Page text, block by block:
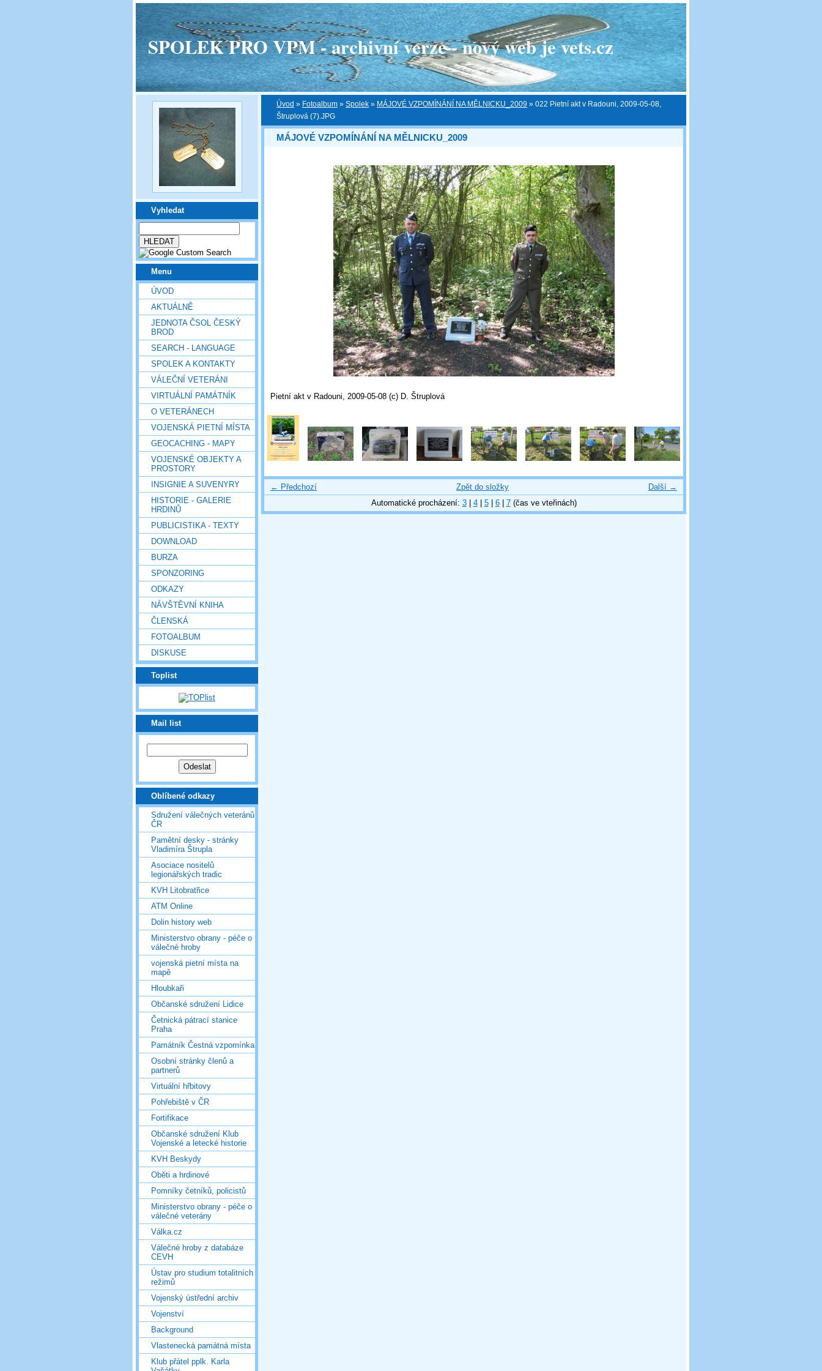
SPOLEK PRO VPM - archivní verze - nový web je vets.cz
Vyhledat
Menu
ÚVOD
AKTUÁLNĚ
JEDNOTA ČSOL ČESKÝ
BROD
SEARCH - LANGUAGE
SPOLEK A KONTAKTY
VÁLEČNÍ VETERÁNI
VIRTUÁLNÍ PAMÁTNÍK
O VETERÁNECH
VOJENSKÁ PIETNÍ MÍSTA
GEOCACHING - MAPY
VOJENSKÉ OBJEKTY A
PROSTORY
INSIGNIE A SUVENYRY
HISTORIE - GALERIE
HRDINŮ
PUBLICISTIKA - TEXTY
DOWNLOAD
BURZA
SPONZORING
ODKAZY
NÁVŠTĚVNÍ KNIHA
ČLENSKÁ
FOTOALBUM
DISKUSE
Toplist
Mail list
Oblíbené odkazy
Sdružení válečných veteránů
ČR
Pamětní desky - stránky
Vladimíra Štrupla
Asociace nositelů
legionářských tradic
KVH Litobratřice
ATM Online
Dolin history web
Ministerstvo obrany - péče o
válečné hroby
vojenská pietní místa na
mapě
Hloubkaři
Občanské sdružení Lidice
Četnická pátrací stanice
Praha
Památník Čestná vzpomínka
Osobní stránky členů a
partnerů
Virtuální hřbitovy
Pohřebiště v ČR
Fortifikace
Občanské sdružení Klub
Vojenské a letecké historie
KVH Beskydy
Oběti a hrdinové
Pomníky četníků, policistů
Ministerstvo obrany - péče o
válečné veterány
Válka.cz
Válečné hroby z databáze
CEVH
Ústav pro studium totalitních
režimů
Vojenský ústřední archiv
Vojenství
Background
Vlastenecká památná místa
Klub přátel pplk. Karla
Úvod » Fotoalbum » Spolek » MÁJOVÉ VZPOMÍNÁNÍ NA MĚLNICKU_2009 » 022 Pietní akt v Radouni, 2009-05-08,
Štruplová (7).JPG
MÁJOVÉ VZPOMÍNÁNÍ NA MĚLNICKU_2009
Pietní akt v Radouni, 2009-05-08 (c) D. Štruplová
← Předchozí Další →
Zpět do složky
Automatické procházení: 3| 4| 5| 6| 7(čas ve vteřinách)